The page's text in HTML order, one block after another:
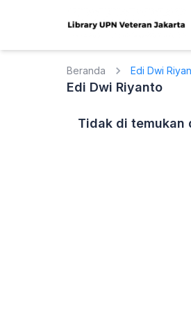
Beranda Edi Dwi
Edi Dwi Riyanto
Tidak di temukan